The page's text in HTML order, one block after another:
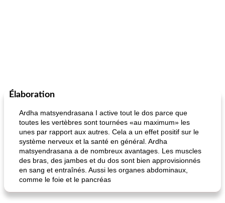
Élaboration
Ardha matsyendrasana I active tout le dos parce que
toutes les vertèbres sont tournées «au maximum» les
unes par rapport aux autres. Cela a un effet positif sur le
système nerveux et la santé en général. Ardha
matsyendrasana a de nombreux avantages. Les muscles
des bras, des jambes et du dos sont bien approvisionnés
en sang et entraînés. Aussi les organes abdominaux,
comme le foie et le pancréas